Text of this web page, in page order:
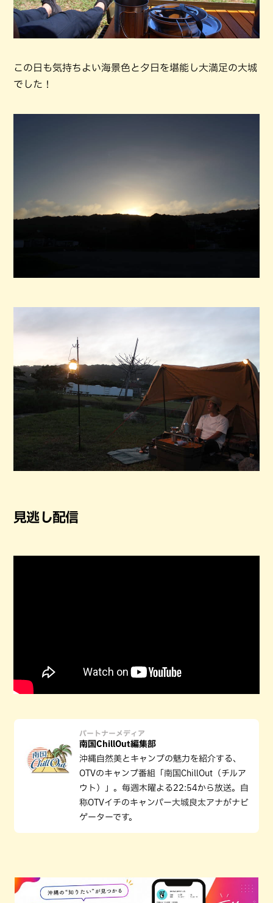
この日も気持ちよい海景色と夕日を堪能し大満足の大城
でした！
見逃し配信
パートナーメディア
南国ChillOut編集部
沖縄自然美とキャンプの魅力を紹介する、
OTVのキャンプ番組「南国ChillOut（チルア
ウト）」。毎週木曜よる22:54から放送。自
称OTVイチのキャンパー大城良太アナがナビ
ゲーターです。